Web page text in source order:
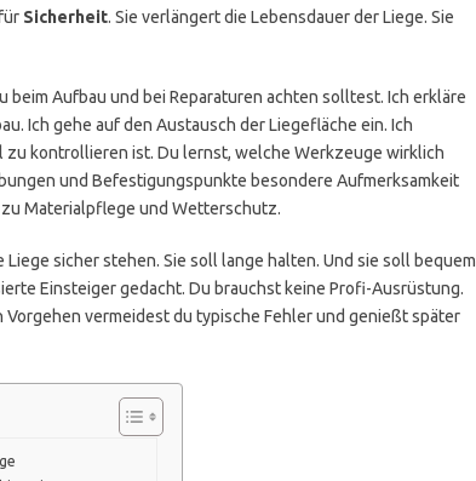
Sicherheit. Sie verlängert die Lebensdauer der Liege. Sie
beim Aufbau und bei Reparaturen achten solltest. Ich erkläre
Ich gehe auf den Austausch der Liegefläche ein. Ich
zu kontrollieren ist. Du lernst, welche Werkzeuge wirklich
und Befestigungspunkte besondere Aufmerksamkeit
Materialpflege und Wetterschutz.
sicher stehen. Sie soll lange halten. Und sie soll bequem
Einsteiger gedacht. Du brauchst keine Profi-Ausrüstung.
vermeidest du typische Fehler und genießt später